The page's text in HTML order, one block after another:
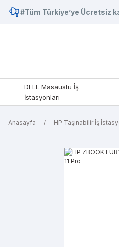
#Tüm Türkiye’ye Ücretsiz
DELL Masaüstü İş
İstasyonları
Anasayfa HP Taşınabilir İş